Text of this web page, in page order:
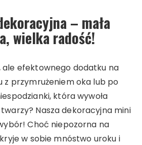
– mała
wielka radość!
ale efektownego dodatku na
z przymrużeniem oka lub po
która wywoła
Nasza dekoracyjna mini
Choć niepozorna na
w sobie mnóstwo uroku i